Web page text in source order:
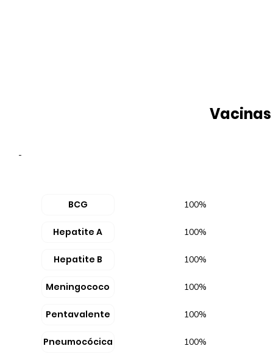
Vacinas
-
BCG
Hepatite A
Hepatite B
Meningococo
Pentavalente
Pneumocócica
100%
100%
100%
100%
100%
100%